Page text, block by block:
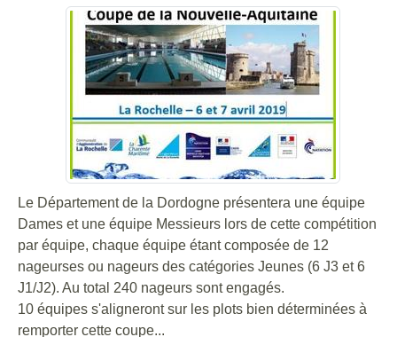
Le Département de la Dordogne présentera une équipe
Dames et une équipe Messieurs lors de cette compétition
par équipe, chaque équipe étant composée de 12
nageurses ou nageurs des catégories Jeunes (6 J3 et 6
J1/J2). Au total 240 nageurs sont engagés.
10 équipes s'aligneront sur les plots bien déterminées à
remporter cette coupe...